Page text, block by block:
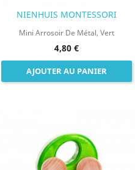
NIENHUIS MONTESSORI
Mini Arrosoir De Métal, Vert
4,80 €
AJOUTER AU PANIER